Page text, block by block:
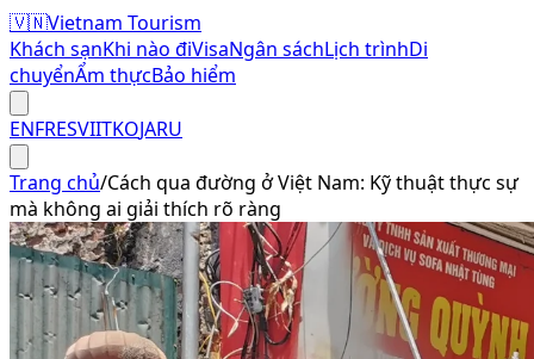
🇻🇳Vietnam Tourism
Khách sạnKhi nào điVisaNgân sáchLịch trìnhDi
chuyểnẨm thựcBảo hiểm
ENFRESVIITKOJARU
Trang chủ/Cách qua đường ở Việt Nam: Kỹ thuật thực sự
mà không ai giải thích rõ ràng